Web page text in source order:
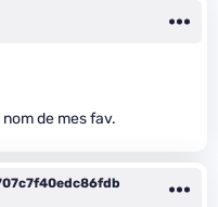
de mes fav.